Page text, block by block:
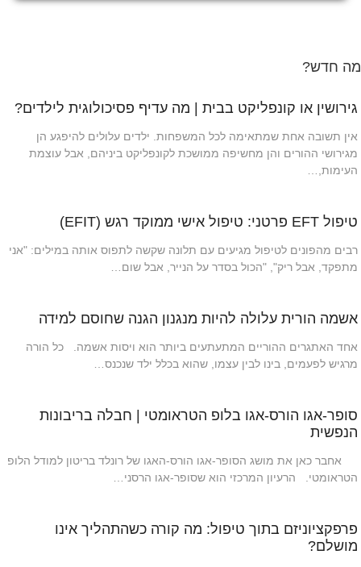
מה חדש?
גירושין או קונפליקט בבית | מה עדיף פסיכולוגית לילדים?
אין תשובה אחת שמתאימה לכל המשפחות. ילדים עלולים להיפגע הן
מגירושי ההורים והן מחשיפה ממושכת לקונפליקט ביניהם, אבל עוצמת
העימות,…
טיפול EFT פרטני: טיפול אישי ממוקד רגש (EFIT)
רבים מהפונים לטיפול מגיעים עם תלונה שקשה לתפוס אותה במילים: "אני
מתפקד, אבל ריק", "הכול בסדר על הנייר, אבל שום…
אשמה הורית עלולה להיות מנגנון הגנה שחוסם למידה
אחד האתגרים ההוריים המתעתעים ביותר הוא ויסות אשמה. כל הורה
מרגיש לפעמים, בינו לבין עצמו, שהוא בכלל ילד שנכנס…
סופר-אגו הורס-אגו בלופ הטראומטי | חבלה בריבונות
הנפשית
אחבר כאן את מושג הסופר-אגו הורס-האגו של רונלד בריטון למודל הלופ
הטראומטי. הרעיון המרכזי הוא שסופר-אגו הרסני…
פרפקציוניזם בתוך טיפול: מה קורה כשהתהליך אינו
מושלם?